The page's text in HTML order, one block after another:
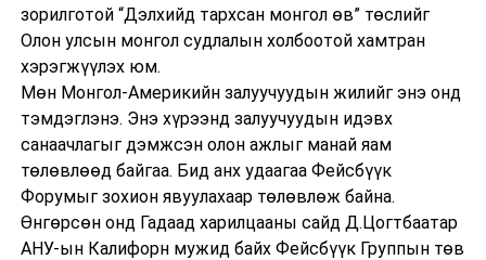
зорилготой “Дэлхийд тархсан монгол өв” төслийг
Олон улсын монгол судлалын холбоотой хамтран
хэрэгжүүлэх юм.
Мөн Монгол-Америкийн залуучуудын жилийг энэ онд
тэмдэглэнэ. Энэ хүрээнд залуучуудын идэвх
санаачлагыг дэмжсэн олон ажлыг манай яам
төлөвлөөд байгаа. Бид анх удаагаа Фейсбүүк
Форумыг зохион явуулахаар төлөвлөж байна.
Өнгөрсөн онд Гадаад харилцааны сайд Д.Цогтбаатар
АНУ-ын Калифорн мужид байх Фейсбүүк Группын төв